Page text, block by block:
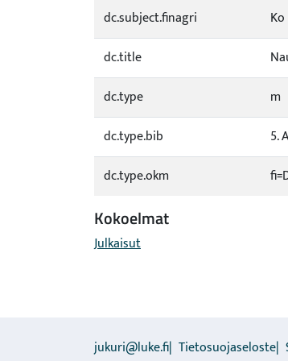
dc.subject.finagri
Ko
dc.title
dc.type
m
dc.type.bib
5.
dc.type.okm
Kokoelmat
Julkaisut
jukuri@luke.fi Tietosuojaseloste